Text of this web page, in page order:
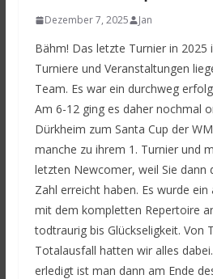
Dezember 7, 2025 Jan
Bähm! Das letzte Turnier in 2025
Turniere und Veranstaltungen
Team. Es war ein durchweg
Am 6-12 ging es daher nochmal
Dürkheim zum Santa Cup der
manche zu ihrem 1. Turnier und
letzten Newcomer, weil Sie dann
Zahl erreicht haben. Es wurde
mit dem kompletten Repertoire
todtraurig bis Glückseligkeit. Von
Totalausfall hatten wir alles
erledigt ist man dann am Ende